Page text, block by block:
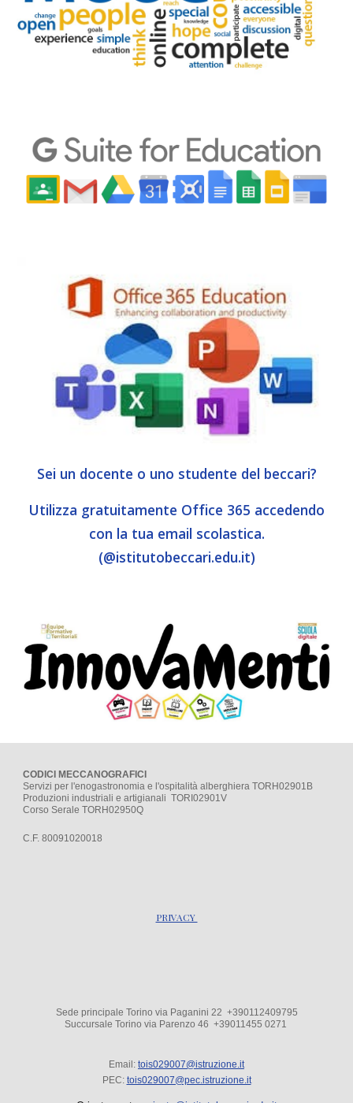
Sei un docente o uno studente del beccari?
Utilizza gratuitamente Office 365 accedendo
con la tua email scolastica.
(@istitutobeccari.edu.it)
CODICI MECCANOGRAFICI
Servizi per l'enogastronomia e l'ospitalità alberghiera TORH02901B
Produzioni industriali e artigianali TORI02901V
Corso Serale TORH02950Q
C.F. 80091020018
PRIVACY
Sede principale Torino via Paganini 22 +390112409795
Succursale Torino via Parenzo 46 +39011455 0271
Email: tois029007@istruzione.it
PEC: tois029007@pec.istruzione.it